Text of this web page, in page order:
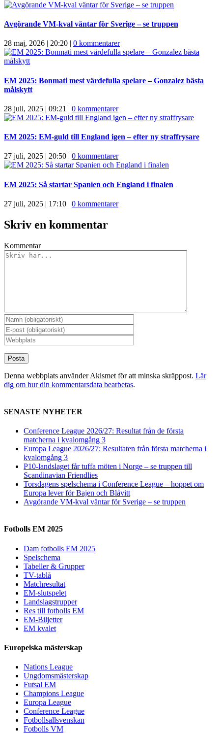
Avgörande VM-kval väntar för Sverige – se truppen
28 maj, 2026 | 20:20 | 0 kommentarer
EM 2025: Bonmati mest värdefulla spelare – Gonzalez bästa
målskytt
28 juli, 2025 | 09:21 | 0 kommentarer
EM 2025: EM-guld till England igen – efter ny straffrysare
27 juli, 2025 | 20:50 | 0 kommentarer
EM 2025: Så startar Spanien och England i finalen
27 juli, 2025 | 17:10 | 0 kommentarer
Skriv en kommentar
Kommentar
Denna webbplats använder Akismet för att minska skräppost. Lär
dig om hur din kommentarsdata bearbetas.
SENASTE NYHETER
Conference League 2026/27: Resultat från de första
matcherna i kvalomgång 3
Europa League 2026/27: Resultaten från första matcherna i
kvalomgång 3
P10-landslaget får tuffa möten i Norge – se truppen till
Scandinavian Friendlies
Torsdagens spelschema i Conference League – hoppet om
Europa lever för Bajen och Blåvitt
Avgörande VM-kval väntar för Sverige – se truppen
Fotbolls EM 2025
Dam fotbolls EM 2025
Spelschema
Tabeller & Grupper
TV-tablå
Matchresultat
EM-slutspelet
Landslagstrupper
Res till fotbolls EM
EM-Biljetter
EM kvalet
Europeiska mästerskap
Nations League
Ungdomsmästerskap
Futsal EM
Champions League
Europa League
Conference League
Fotbollsallsvenskan
Fotbolls VM